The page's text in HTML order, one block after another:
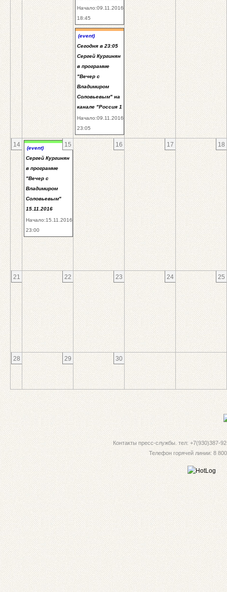
Начало:09.11.2016
18:45
(event)
Сегодня в 23:05
Сергей Кургинян
в программе
"Вечер с
Владимиром
Соловьевым" на
канале "Россия 1
Начало:09.11.2016
23:05
14 15
(event)
Сергей Кургинян
в программе
"Вечер с
Владимиром
Соловьевым"
15.11.2016
Начало:15.11.2016
23:00
16 17 18
21 22 23 24 25
28 29 30
Контакты пресс-службы. тел: +7(930)387-
Телефон горячей линии: 8